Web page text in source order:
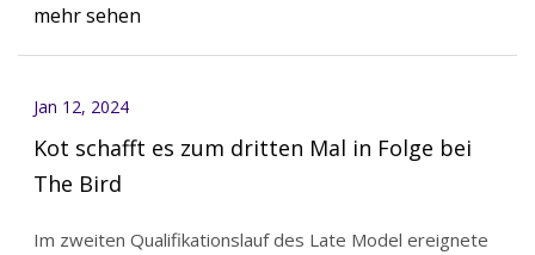
mehr sehen
Jan 12, 2024
Kot schafft es zum dritten Mal in Folge bei
The Bird
Im zweiten Qualifikationslauf des Late Model ereignete